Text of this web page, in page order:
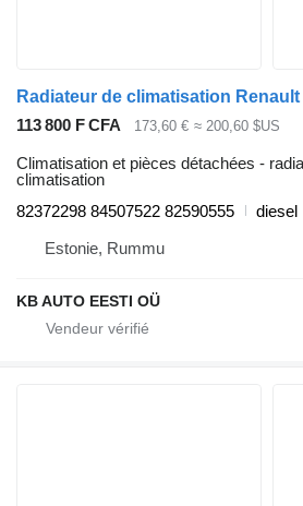
113 800 F CFA 173,60 € ≈ 200,60 $US
Climatisation et pièces détachées -
climatisation
82372298 84507522 82590555
diesel
Estonie, Rummu
KB AUTO EESTI OÜ